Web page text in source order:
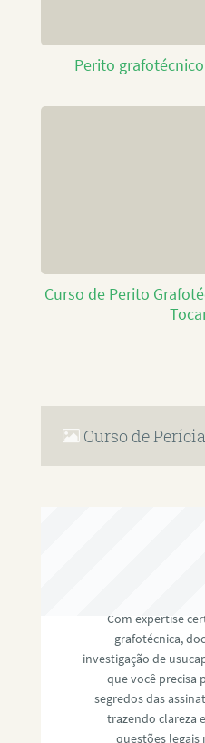
Perito
Curso de Perito
Curso de
Com expertise
grafotécnica,
investigação de
que você precisa
segredos das
trazendo clareza
questões legais